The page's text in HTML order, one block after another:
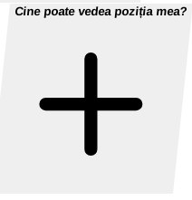
Cine poate vedea poziția mea?